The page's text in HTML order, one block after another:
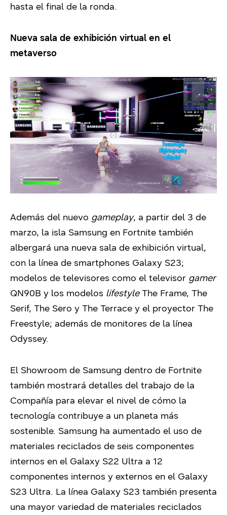
hasta el final de la ronda.
Nueva sala de exhibición virtual en el
metaverso
Además del nuevo gameplay, a partir del 3 de
marzo, la isla Samsung en Fortnite también
albergará una nueva sala de exhibición virtual,
con la línea de smartphones Galaxy S23;
modelos de televisores como el televisor gamer
QN90B y los modelos lifestyleThe Frame, The
Serif, The Sero y The Terrace y el proyector The
Freestyle; además de monitores de la línea
Odyssey.
El Showroom de Samsung dentro de Fortnite
también mostrará detalles del trabajo de la
Compañía para elevar el nivel de cómo la
tecnología contribuye a un planeta más
sostenible. Samsung ha aumentado el uso de
materiales reciclados de seis componentes
internos en el Galaxy S22 Ultra a 12
componentes internos y externos en el Galaxy
S23 Ultra. La línea Galaxy S23 también presenta
una mayor variedad de materiales reciclados